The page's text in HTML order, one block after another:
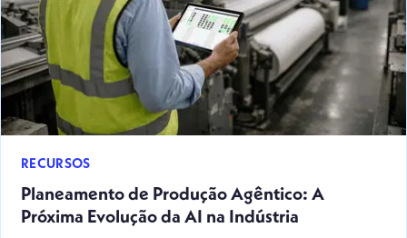
RECURSOS
Planeamento de Produção Agêntico: A
Próxima Evolução da AI na Indústria